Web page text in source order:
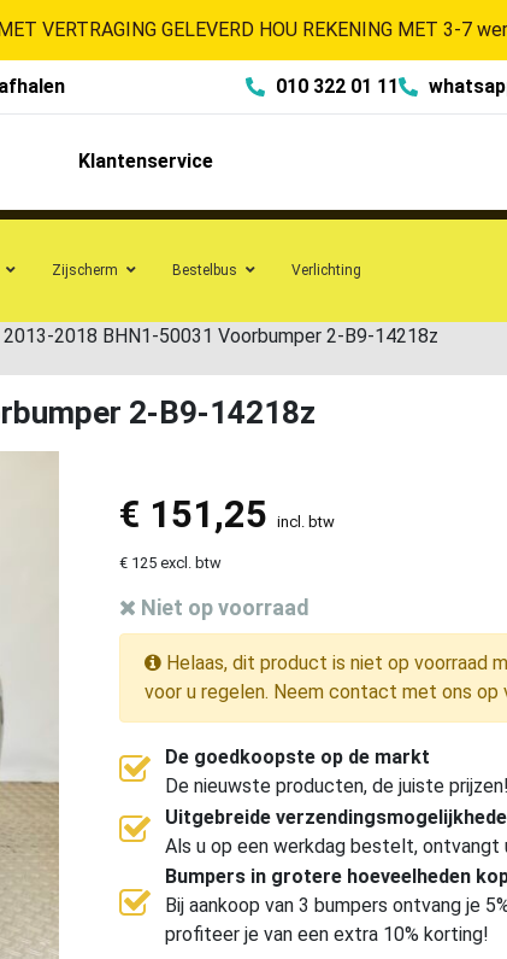
VERTRAGING GELEVERD HOU REKENING MET 3-7
010 322 01 11
Klantenservice
Zijscherm Bestelbus Verlichting
2013-2018 BHN1-50031 Voorbumper 2-B9-14218z
2-B9-14218z
€ 151,25 incl. btw
€ 125 excl. btw
Niet op voorraad
Helaas, dit product is niet op voorraad
voor u regelen. Neem contact met ons op
De goedkoopste op de markt
De nieuwste producten, de juiste prijzen!
Uitgebreide
Als u op een werkdag bestelt, ontvangt
Bumpers in grotere hoeveelheden
Bij aankoop van 3 bumpers ontvang je
profiteer je van een extra 10% korting!